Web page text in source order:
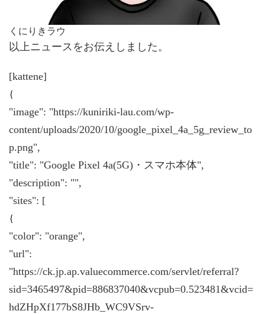
くにりきラウ
以上ニュースをお伝えしました。
[kattene]
{
"image": "https://kuniriki-lau.com/wp-
content/uploads/2020/10/google_pixel_4a_5g_review_to
p.png",
"title": "Google Pixel 4a(5G)・スマホ本体",
"description": "",
"sites": [
{
"color": "orange",
"url":
"https://ck.jp.ap.valuecommerce.com/servlet/referral?
sid=3465497&pid=886837040&vcpub=0.523481&vcid=
hdZHpXf177bS8JHb_WC9VSrv-